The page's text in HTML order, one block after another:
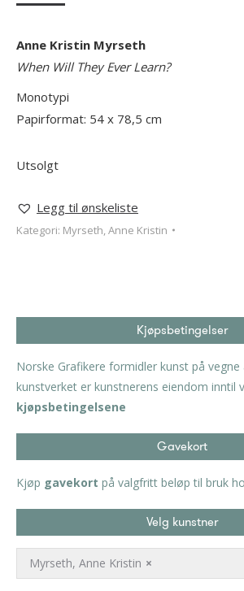
Anne Kristin Myrseth
When Will They Ever Learn?
Monotypi
Papirformat: 54 x 78,5 cm
Utsolgt
Legg til ønskeliste
Kategori: Myrseth, Anne Kristin
Kjøpsbetingelser
Norske Grafikere formidler kunst på
kunstverket er kunstnerens eiendom inntil
kjøpsbetingelsene
Gavekort
Kjøp gavekort på valgfritt beløp til bruk
Velg kunstner
×
Myrseth, Anne Kristin